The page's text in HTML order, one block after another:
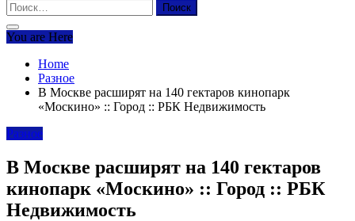
Найти:
You are Here
Home
Разное
В Москве расширят на 140 гектаров кинопарк
«Москино» :: Город :: РБК Недвижимость
Разное
В Москве расширят на 140 гектаров
кинопарк «Москино» :: Город :: РБК
Недвижимость